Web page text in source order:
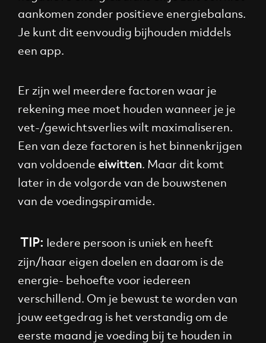
aankomen zonder positieve energiebalans.
Je kunt dit eenvoudig bijhouden middels
een app.
Er zijn wel meerdere factoren waar je
rekening mee moet houden wanneer je je
vet-/gewichtsverlies wilt maximaliseren.
Een van deze factoren is het binnenkrijgen
van voldoende eiwitten. Maar dit komt
later in de volgorde van de bouwstenen
van de voedingspiramide.
TIP: Iedere persoon is uniek en heeft
zijn/haar eigen doelen en daarom is de
energie- behoefte voor iedereen
verschillend. Om je bewust te worden van
jouw eetgedrag is het verstandig om de
eerste maand je voeding bij te houden in